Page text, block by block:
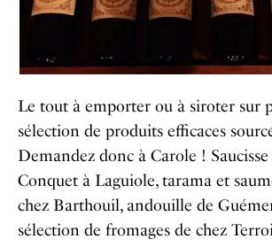
Le tout à emporter ou à siroter sur
sélection de produits efficaces
Demandez donc à Carole ! Saucisse
Conquet à Laguiole, tarama et
chez Barthouil, andouille de
sélection de fromages de chez